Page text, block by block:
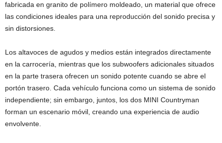
fabricada en granito de polímero moldeado, un material que ofrece
las condiciones ideales para una reproducción del sonido precisa y
sin distorsiones.
Los altavoces de agudos y medios están integrados directamente
en la carrocería, mientras que los subwoofers adicionales situados
en la parte trasera ofrecen un sonido potente cuando se abre el
portón trasero. Cada vehículo funciona como un sistema de sonido
independiente; sin embargo, juntos, los dos MINI Countryman
forman un escenario móvil, creando una experiencia de audio
envolvente.